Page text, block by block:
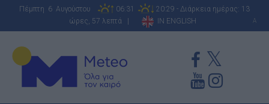
Πέμπτη 6 Αυγούστου 06:31
20:29 - Διάρκεια ημέρας: 13
ώρες, 57 λεπτά |
IN ENGLISH A